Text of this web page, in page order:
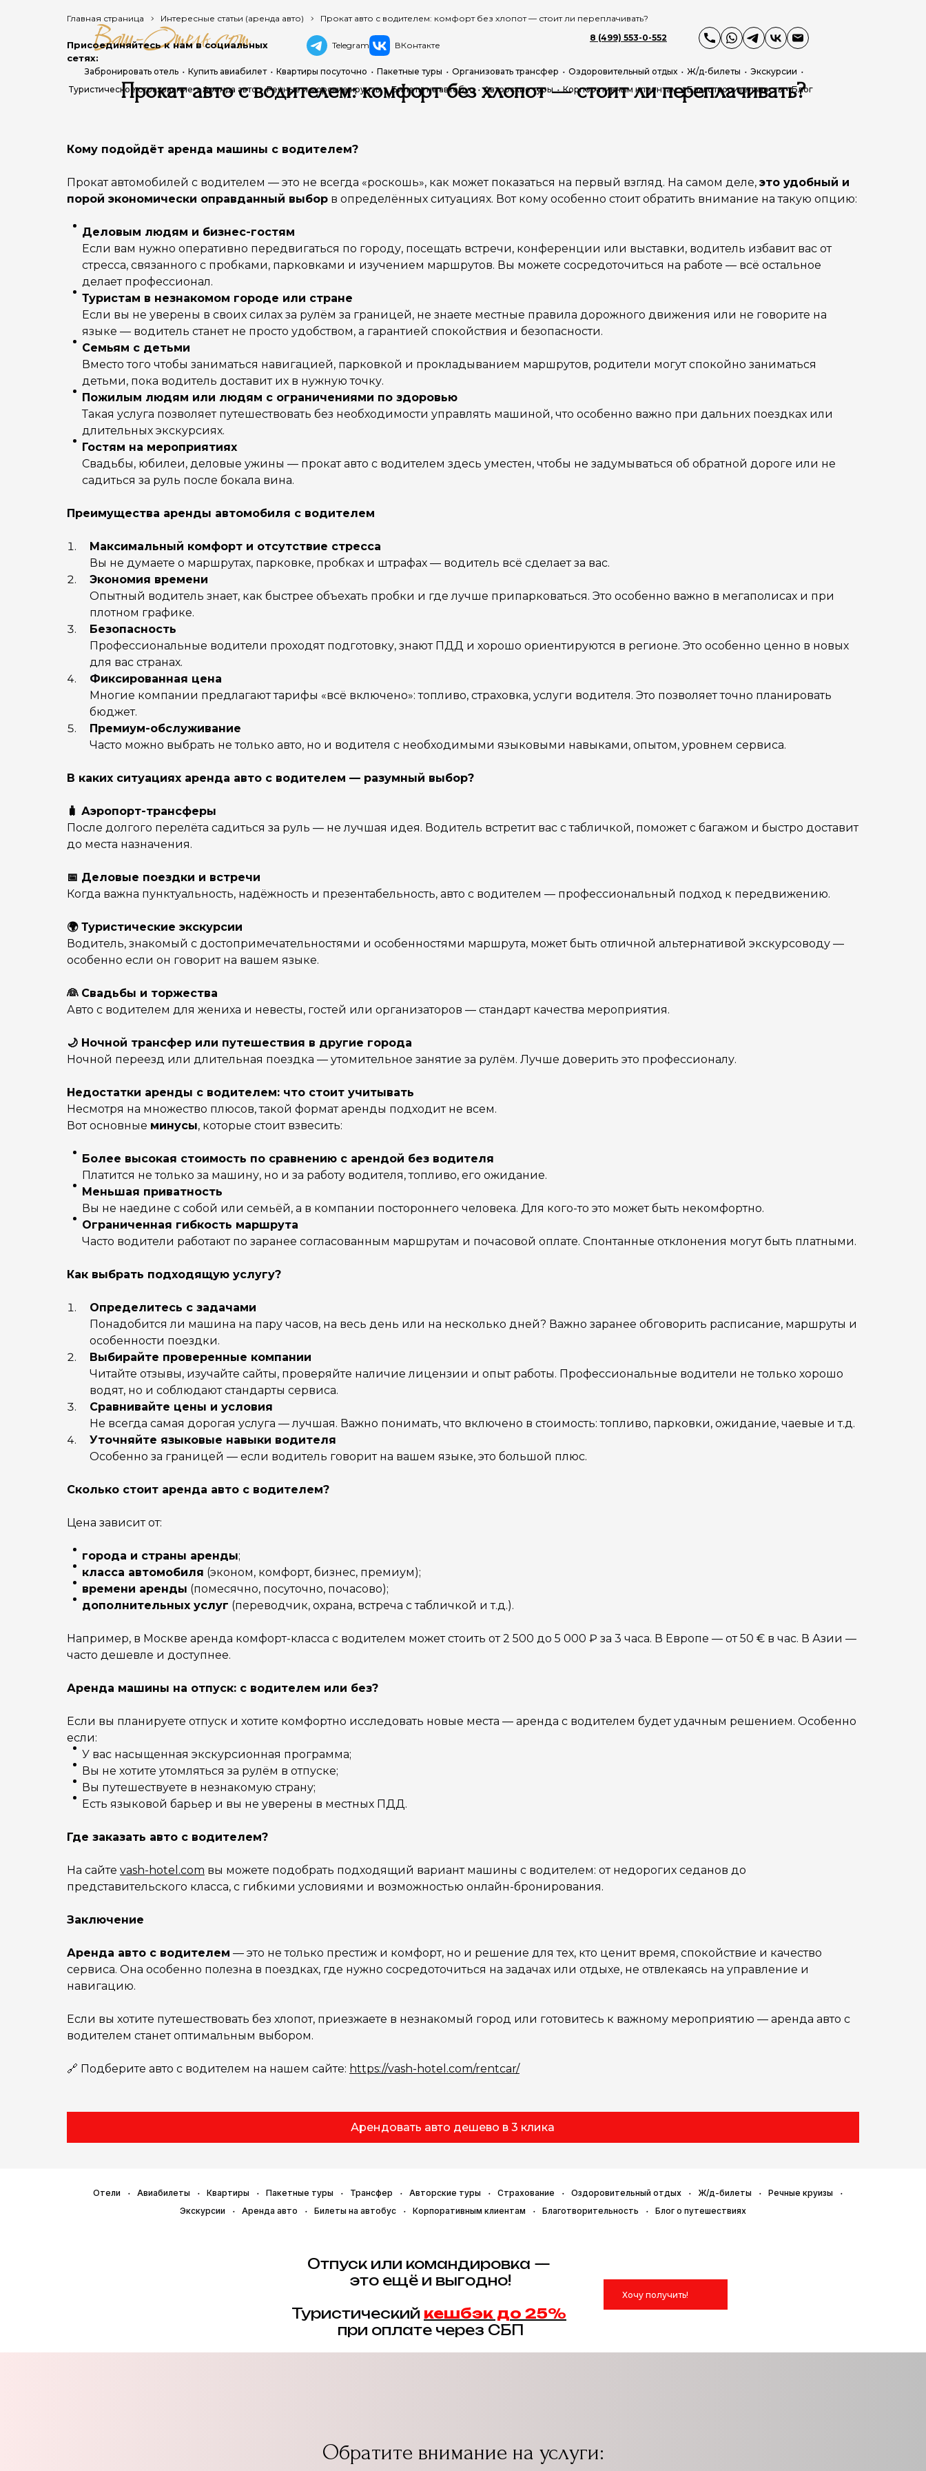
8 (499) 553-0-552
Забронировать отель Купить авиабилет Квартиры посуточно Пакетные туры Организовать трансфер Оздоровительный отдых Ж/д-билеты
Экскурсии
Туристическое страхование
Аренда авто Речные и морские круизы Билеты на автобус Авторские туры Корпоративным клиентам Благотворительность Блог
Прокат авто с водителем: комфорт без хлопот — стоит ли переплачивать?
Кому подойдёт аренда машины с водителем?
Прокат автомобилей с водителем — это не всегда «роскошь», как может показаться на первый взгляд. На самом деле, это удобный и
порой экономически оправданный выбор в определённых ситуациях. Вот кому особенно стоит обратить внимание на такую опцию:
Деловым людям и бизнес-гостям
Если вам нужно оперативно передвигаться по городу, посещать встречи, конференции или выставки, водитель избавит вас от
стресса, связанного с пробками, парковками и изучением маршрутов. Вы можете сосредоточиться на работе — всё остальное
делает профессионал.
Туристам в незнакомом городе или стране
Если вы не уверены в своих силах за рулём за границей, не знаете местные правила дорожного движения или не говорите на
языке — водитель станет не просто удобством, а гарантией спокойствия и безопасности.
Семьям с детьми
Вместо того чтобы заниматься навигацией, парковкой и прокладыванием маршрутов, родители могут спокойно заниматься
детьми, пока водитель доставит их в нужную точку.
Пожилым людям или людям с ограничениями по здоровью
Такая услуга позволяет путешествовать без необходимости управлять машиной, что особенно важно при дальних поездках или
длительных экскурсиях.
Гостям на мероприятиях
Свадьбы, юбилеи, деловые ужины — прокат авто с водителем здесь уместен, чтобы не задумываться об обратной дороге или не
садиться за руль после бокала вина.
Преимущества аренды автомобиля с водителем
Максимальный комфорт и отсутствие стресса
Вы не думаете о маршрутах, парковке, пробках и штрафах — водитель всё сделает за вас.
Экономия времени
Опытный водитель знает, как быстрее объехать пробки и где лучше припарковаться. Это особенно важно в мегаполисах и при
плотном графике.
Безопасность
Профессиональные водители проходят подготовку, знают ПДД и хорошо ориентируются в регионе. Это особенно ценно в новых
для вас странах.
Фиксированная цена
Многие компании предлагают тарифы «всё включено»: топливо, страховка, услуги водителя. Это позволяет точно планировать
бюджет.
Премиум-обслуживание
Часто можно выбрать не только авто, но и водителя с необходимыми языковыми навыками, опытом, уровнем сервиса.
В каких ситуациях аренда авто с водителем — разумный выбор?
🧳 Аэропорт-трансферы
После долгого перелёта садиться за руль — не лучшая идея. Водитель встретит вас с табличкой, поможет с багажом и быстро доставит
до места назначения.
📅 Деловые поездки и встречи
Когда важна пунктуальность, надёжность и презентабельность, авто с водителем — профессиональный подход к передвижению.
🌍 Туристические экскурсии
Водитель, знакомый с достопримечательностями и особенностями маршрута, может быть отличной альтернативой экскурсоводу —
особенно если он говорит на вашем языке.
👰 Свадьбы и торжества
Авто с водителем для жениха и невесты, гостей или организаторов — стандарт качества мероприятия.
🌙 Ночной трансфер или путешествия в другие города
Ночной переезд или длительная поездка — утомительное занятие за рулём. Лучше доверить это профессионалу.
Недостатки аренды с водителем: что стоит учитывать
Несмотря на множество плюсов, такой формат аренды подходит не всем.
Вот основные минусы, которые стоит взвесить:
Более высокая стоимость по сравнению с арендой без водителя
Платится не только за машину, но и за работу водителя, топливо, его ожидание.
Меньшая приватность
Вы не наедине с собой или семьёй, а в компании постороннего человека. Для кого-то это может быть некомфортно.
Ограниченная гибкость маршрута
Часто водители работают по заранее согласованным маршрутам и почасовой оплате. Спонтанные отклонения могут быть платными.
Как выбрать подходящую услугу?
Определитесь с задачами
Понадобится ли машина на пару часов, на весь день или на несколько дней? Важно заранее обговорить расписание, маршруты и
особенности поездки.
Выбирайте проверенные компании
Читайте отзывы, изучайте сайты, проверяйте наличие лицензии и опыт работы. Профессиональные водители не только хорошо
водят, но и соблюдают стандарты сервиса.
Сравнивайте цены и условия
Не всегда самая дорогая услуга — лучшая. Важно понимать, что включено в стоимость: топливо, парковки, ожидание, чаевые и т.д.
Уточняйте языковые навыки водителя
Особенно за границей — если водитель говорит на вашем языке, это большой плюс.
Сколько стоит аренда авто с водителем?
Цена зависит от:
города и страны аренды;
класса автомобиля (эконом, комфорт, бизнес, премиум);
времени аренды (помесячно, посуточно, почасово);
дополнительных услуг (переводчик, охрана, встреча с табличкой и т.д.).
Например, в Москве аренда комфорт-класса с водителем может стоить от 2 500 до 5 000 ₽ за 3 часа. В Европе — от 50 € в час. В Азии —
часто дешевле и доступнее.
Аренда машины на отпуск: с водителем или без?
Если вы планируете отпуск и хотите комфортно исследовать новые места — аренда с водителем будет удачным решением. Особенно
если:
У вас насыщенная экскурсионная программа;
Вы не хотите утомляться за рулём в отпуске;
Вы путешествуете в незнакомую страну;
Есть языковой барьер и вы не уверены в местных ПДД.
Где заказать авто с водителем?
На сайте vash-hotel.com вы можете подобрать подходящий вариант машины с водителем: от недорогих седанов до
представительского класса, с гибкими условиями и возможностью онлайн-бронирования.
Заключение
Аренда авто с водителем — это не только престиж и комфорт, но и решение для тех, кто ценит время, спокойствие и качество
сервиса. Она особенно полезна в поездках, где нужно сосредоточиться на задачах или отдыхе, не отвлекаясь на управление и
навигацию.
Если вы хотите путешествовать без хлопот, приезжаете в незнакомый город или готовитесь к важному мероприятию — аренда авто с
водителем станет оптимальным выбором.
🔗 Подберите авто с водителем на нашем сайте: https://vash-hotel.com/rentcar/
Присоединяйтесь к нам в социальных
сетях:
Telegram ВКонтакте
Главная страница Интересные статьи (аренда авто) Прокат авто с водителем: комфорт без хлопот — стоит ли переплачивать?
Арендовать авто дешево в 3 клика
Отели Авиабилеты Квартиры Пакетные туры Трансфер Авторские туры Страхование Оздоровительный отдых Ж/д-билеты
Речные круизы
Экскурсии
Аренда авто Билеты на автобус Корпоративным клиентам Благотворительность Блог о путешествиях
Хочу получить!
Отпуск или командировка —
это ещё и выгодно!
Туристический кешбэк до 25%
при оплате через СБП
Обратите внимание на услуги: